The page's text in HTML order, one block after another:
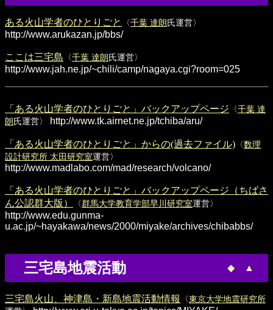
ある火山学者のひとりごと 〈千葉 達朗氏運営〉
http://www.arukazan.jp/bbs/
ここは三宅島 〈千葉 達朗氏運営〉
http://www.jah.ne.jp/~chili/camp/nagaya.cgi?room=025
「ある火山学者のひとりごと」バックアップページ 〈千葉 達
朗氏運営〉 http://www.tk.airnet.ne.jp/tchiba/aru/
「ある火山学者のひとりごと」からの(過去ファイル) 〈数理
設計研究所 太田研究室運営〉
http://www.madlabo.com/mad/research/volcano/
「ある火山学者のひとりごと」バックアップページ（ちばさ
ん公認群大版）
〈群馬大学教育学部早川研究室運営〉
http://www.edu.gunma-
u.ac.jp/~hayakawa/news/2000/miyake/archives/chibabbs/
三宅島地震活動 ◆ ▲
三宅島火山、神津島・新島地震活動情報 〈東京大学地震研究所